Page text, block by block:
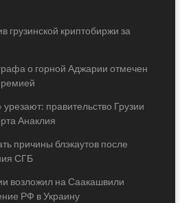
грузинской криптобиржи за
о горной Аджарии отмечен
правительство Грузии
Анаклия
причины блэкаутов после
СГБ
возложил на Саакашвили
РФ в Украину